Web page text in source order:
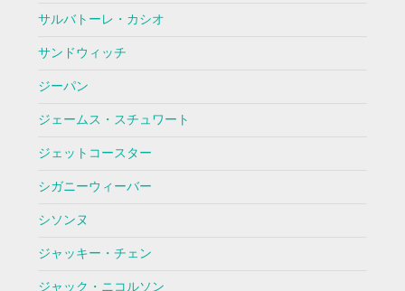
サルバトーレ・カシオ
サンドウィッチ
ジーパン
ジェームス・スチュワート
ジェットコースター
シガニーウィーバー
シソンヌ
ジャッキー・チェン
ジャック・ニコルソン